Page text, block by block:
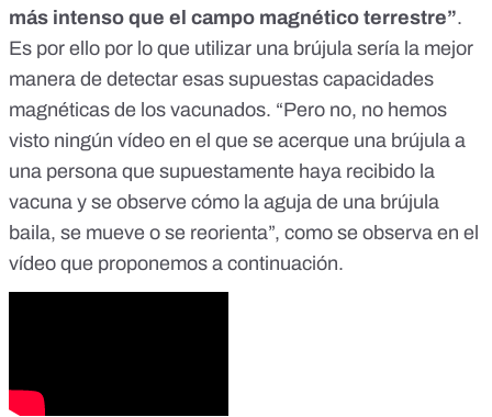
más intenso que el campo magnético terrestre”.
Es por ello por lo que utilizar una brújula sería la mejor
manera de detectar esas supuestas capacidades
magnéticas de los vacunados. “Pero no, no hemos
visto ningún vídeo en el que se acerque una brújula a
una persona que supuestamente haya recibido la
vacuna y se observe cómo la aguja de una brújula
baila, se mueve o se reorienta”, como se observa en el
vídeo que proponemos a continuación.